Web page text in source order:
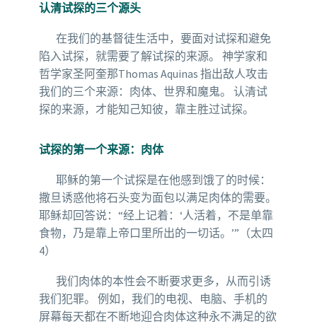
认清试探的三个源头
在我们的基督徒生活中，要面对试探和避免
陷入试探，就需要了解试探的来源。 神学家和
哲学家圣阿奎那Thomas Aquinas 指出敌人攻击
我们的三个来源：肉体、世界和魔鬼。 认清试
探的来源，才能知己知彼，靠主胜过试探。
试探的第一个来源：肉体
耶稣的第一个试探是在他感到饿了的时候：
撒旦诱惑他将石头变为面包以满足肉体的需要。
耶稣却回答说：“经上记着：‘人活着，不是单靠
食物，乃是靠上帝口里所出的一切话。’”（太四
4）
我们肉体的本性会不断要求更多，从而引诱
我们犯罪。 例如，我们的电视、电脑、手机的
屏幕每天都在不断地迎合肉体这种永不满足的欲